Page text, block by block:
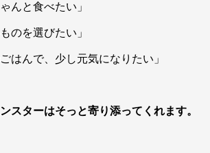
んと食べたい」
のを選びたい」
はんで、少し元気になりたい」
スターはそっと寄り添ってくれます。